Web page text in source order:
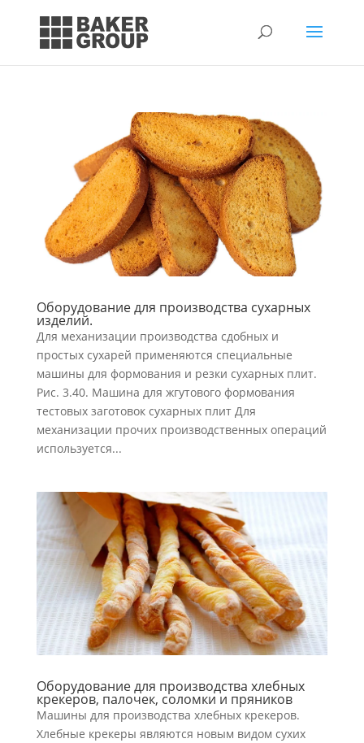
Оборудование для производства сухарных
изделий.
Для механизации производства сдобных и
простых сухарей применяются специальные
машины для формования и резки сухар­ных плит.
Рис. 3.40. Машина для жгутового формования
тестовых заготовок сухарных плит Для
механизации прочих производственных операций
используется...
Оборудование для производства хлебных
крекеров, палочек, соломки и пряников
Машины для производства хлебных крекеров.
Хлебные крекеры являются новым видом сухих